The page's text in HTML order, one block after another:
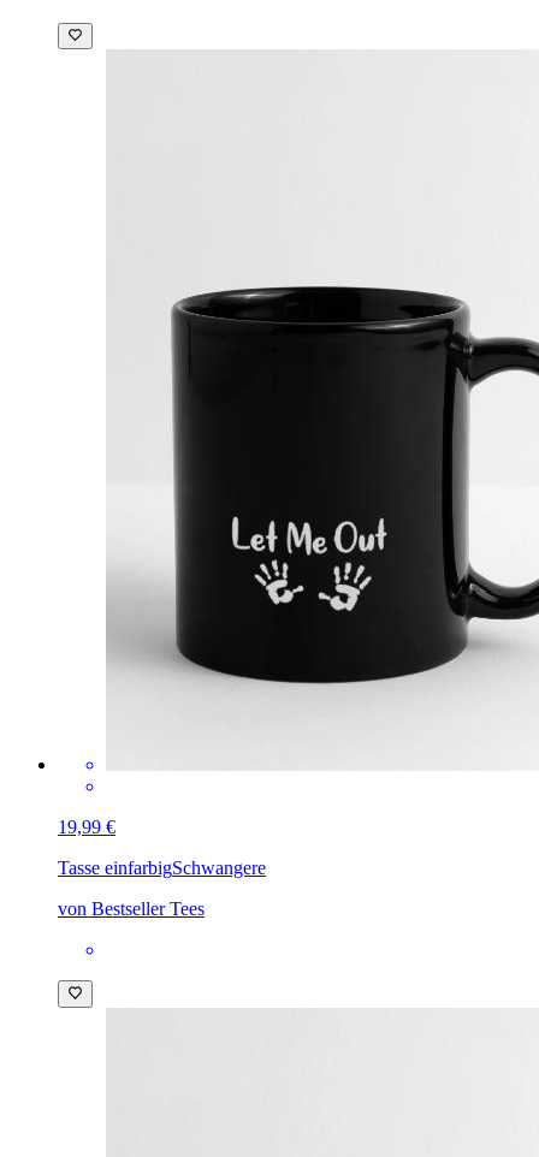
19,99 €
Tasse einfarbigSchwangere
von Bestseller Tees